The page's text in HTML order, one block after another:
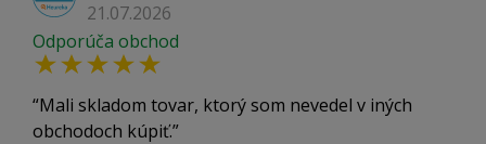
21.07.2026
Odporúča obchod
Mali skladom tovar, ktorý som nevedel v iných
obchodoch kúpiť.